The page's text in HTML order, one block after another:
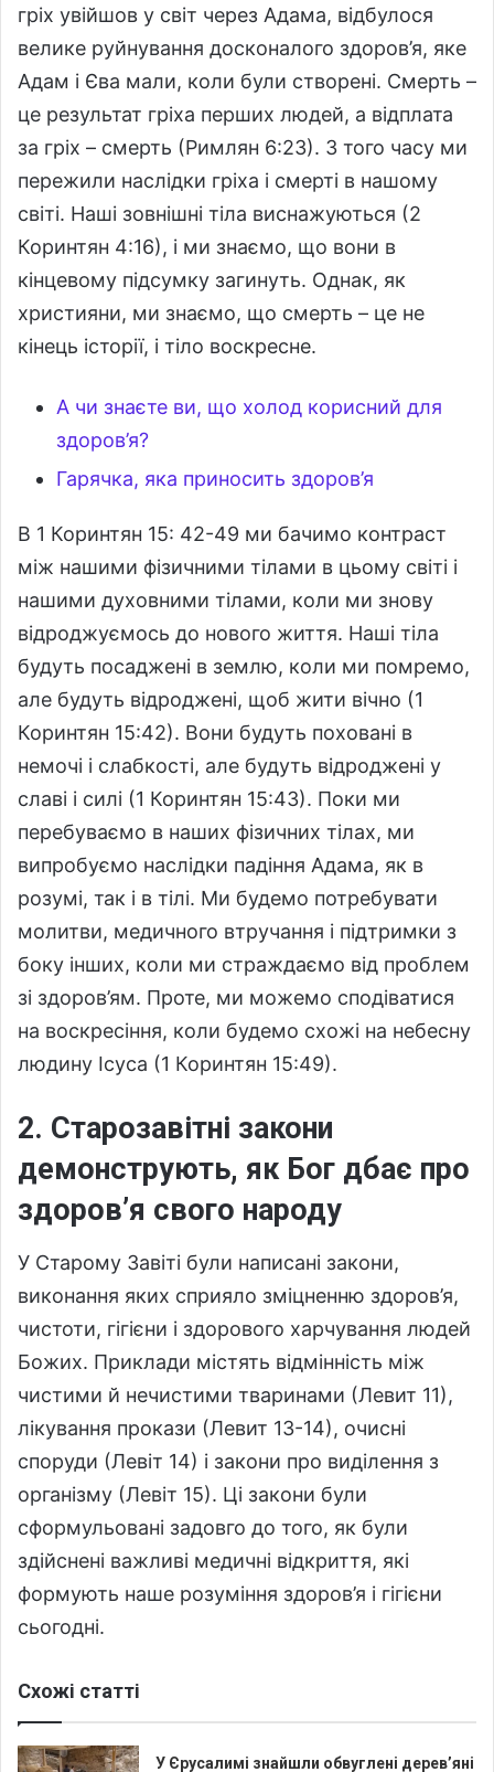
гріх увійшов у світ через Адама, відбулося
велике руйнування досконалого здоров’я, яке
Адам і Єва мали, коли були створені. Смерть –
це результат гріха перших людей, а відплата
за гріх – смерть (Римлян 6:23). З того часу ми
пережили наслідки гріха і смерті в нашому
світі. Наші зовнішні тіла виснажуються (2
Коринтян 4:16), і ми знаємо, що вони в
кінцевому підсумку загинуть. Однак, як
християни, ми знаємо, що смерть – це не
кінець історії, і тіло воскресне.
А чи знаєте ви, що холод корисний для
здоров’я?
Гарячка, яка приносить здоров’я
В 1 Коринтян 15: 42-49 ми бачимо контраст
між нашими фізичними тілами в цьому світі і
нашими духовними тілами, коли ми знову
відроджуємось до нового життя. Наші тіла
будуть посаджені в землю, коли ми помремо,
але будуть відроджені, щоб жити вічно (1
Коринтян 15:42). Вони будуть поховані в
немочі і слабкості, але будуть відроджені у
славі і силі (1 Коринтян 15:43). Поки ми
перебуваємо в наших фізичних тілах, ми
випробуємо наслідки падіння Адама, як в
розумі, так і в тілі. Ми будемо потребувати
молитви, медичного втручання і підтримки з
боку інших, коли ми страждаємо від проблем
зі здоров’ям. Проте, ми можемо сподіватися
на воскресіння, коли будемо схожі на небесну
людину Ісуса (1 Коринтян 15:49).
2. Старозавітні закони
демонструють, як Бог дбає про
здоров’я свого народу
У Старому Завіті були написані закони,
виконання яких сприяло зміцненню здоров’я,
чистоти, гігієни і здорового харчування людей
Божих. Приклади містять відмінність між
чистими й нечистими тваринами (Левит 11),
лікування прокази (Левит 13-14), очисні
споруди (Левіт 14) і закони про виділення з
організму (Левіт 15). Ці закони були
сформульовані задовго до того, як були
здійснені важливі медичні відкриття, які
формують наше розуміння здоров’я і гігієни
сьогодні.
Схожі статті
У Єрусалимі знайшли обвуглені дерев’яні